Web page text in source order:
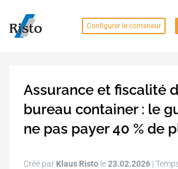
Configurer le conteneur
Assurance et fiscalité
bureau container : le
ne pas payer 40 % de
Créé par Klaus Risto le23.02.2026 |